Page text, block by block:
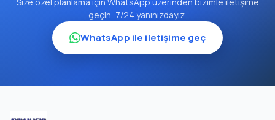
geçin, 7/24 yanınızdayız.
WhatsApp ile iletişime geç